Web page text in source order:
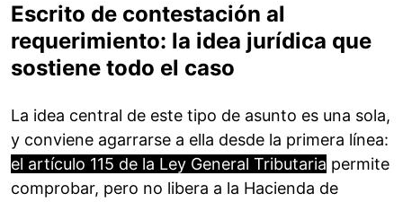
Escrito de contestación al
requerimiento: la idea jurídica que
sostiene todo el caso
La idea central de este tipo de asunto es una sola,
y conviene agarrarse a ella desde la primera línea:
el artículo 115 de la Ley General Tributaria permite
comprobar, pero no libera a la Hacienda de